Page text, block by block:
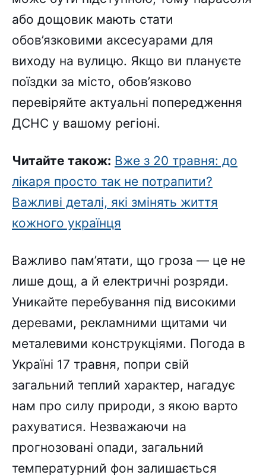
або дощовик мають стати
обов’язковими аксесуарами для
виходу на вулицю. Якщо ви плануєте
поїздки за місто, обов’язково
перевіряйте актуальні попередження
ДСНС у вашому регіоні.
Читайте також: Вже з 20 травня: до
лікаря просто так не потрапити?
Важливі деталі, які змінять життя
кожного українця
Важливо пам’ятати, що гроза — це не
лише дощ, а й електричні розряди.
Уникайте перебування під високими
деревами, рекламними щитами чи
металевими конструкціями. Погода в
Україні 17 травня, попри свій
загальний теплий характер, нагадує
нам про силу природи, з якою варто
рахуватися. Незважаючи на
прогнозовані опади, загальний
температурний фон залишається